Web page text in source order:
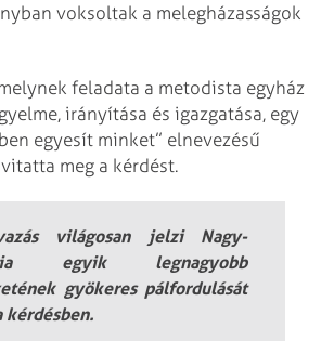
voksoltak a melegházasságok
feladata a metodista egyház
irányítása és igazgatása, egy
egyesít minket” elnevezésű
meg a kérdést.
világosan jelzi Nagy-
egyik legnagyobb
gyökeres pálfordulását
kérdésben.